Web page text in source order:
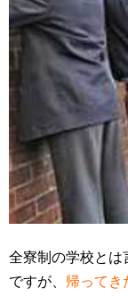
全寮制の学校とは
ですが、 帰ってき